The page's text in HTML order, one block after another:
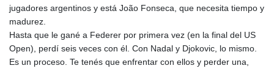
jugadores argentinos y está João Fonseca, que necesita tiempo y
madurez.
Hasta que le gané a Federer por primera vez (en la final del US
Open), perdí seis veces con él. Con Nadal y Djokovic, lo mismo.
Es un proceso. Te tenés que enfrentar con ellos y perder una,